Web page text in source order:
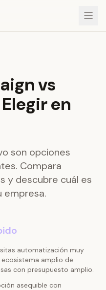
vs
en
son opciones
Compara
y descubre cuál es
empresa.
automatización muy
amplio de
con presupuesto amplio.
asequible con